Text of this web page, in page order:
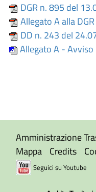
DGR n. 895 del
Allegato A alla
DD n. 243 del
Allegato A - Avviso
Amministrazione
Mappa Credits
Seguici su Youtube